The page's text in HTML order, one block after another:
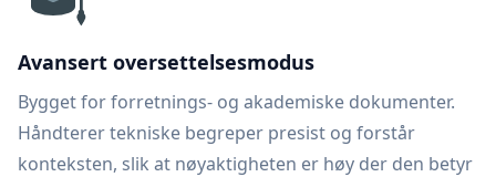
Avansert oversettelsesmodus
Bygget for forretnings- og akademiske dokumenter.
Håndterer tekniske begreper presist og forstår
konteksten, slik at nøyaktigheten er høy der den betyr